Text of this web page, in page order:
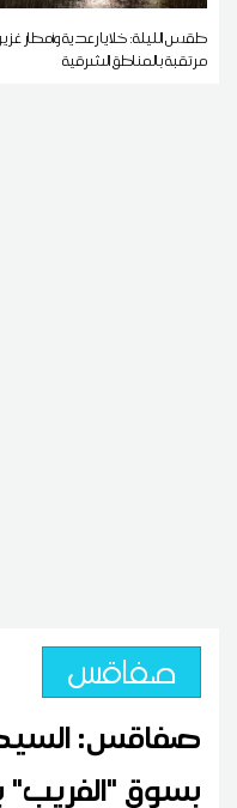
طقس الليلة: خلايا رعدية وأمطار
مرتقبة بالمناطق الشرقية
صفاقس
صفاقس:
بسوق